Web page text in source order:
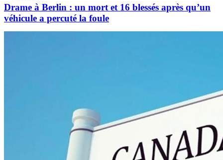
Drame à Berlin : un mort et 16 blessés après qu’un
véhicule a percuté la foule